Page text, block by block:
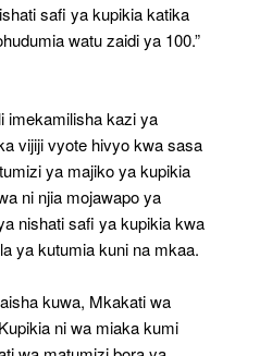
safi ya kupikia katika
watu zaidi ya 100.”
imekamilisha kazi ya
vijiji vyote hivyo kwa sasa
ya majiko ya kupikia
ni njia mojawapo ya
nishati safi ya kupikia kwa
ya kutumia kuni na mkaa.
kuwa, Mkakati wa
ni wa miaka kumi